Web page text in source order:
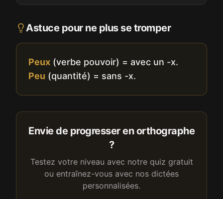
Astuce pour ne plus se tromper
Peux (verbe pouvoir) = avec un -x.
Peu (quantité) = sans -x.
Envie de progresser en orthographe
?
Testez votre niveau avec notre quiz gratuit
ou entraînez-vous avec nos dictées
personnalisées.